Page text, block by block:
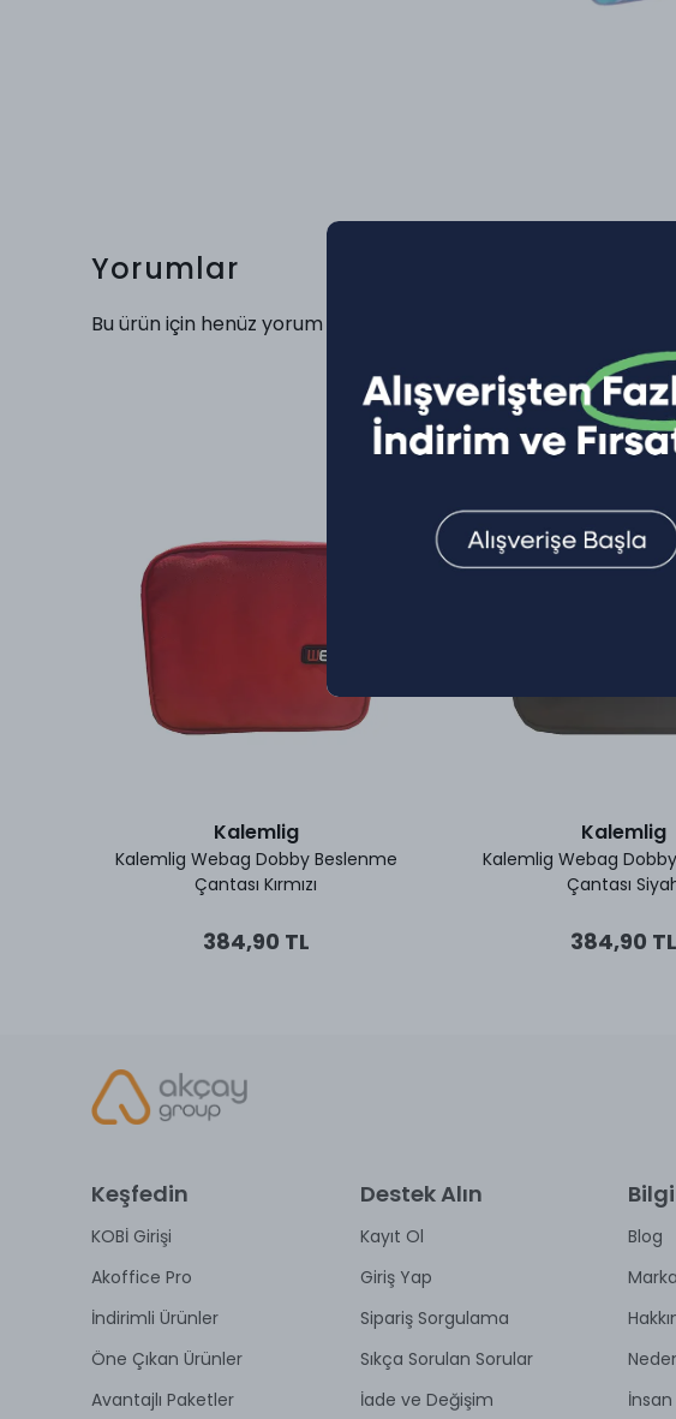
Yorumlar
Bu ürün için henüz yorum yapılmamış.
Kalemlig
Kalemlig Webag Dobby Beslenme
Çantası Kırmızı
384,90 TL
Kalemlig
Kalemlig Webag
Çantası
384,90 TL
Keşfedin
KOBİ Girişi
Akoffice Pro
İndirimli Ürünler
Öne Çıkan Ürünler
Avantajlı Paketler
Destek Alın
Kayıt Ol
Giriş Yap
Sipariş Sorgulama
Sıkça Sorulan Sorular
İade ve Değişim
Blog
İnsan